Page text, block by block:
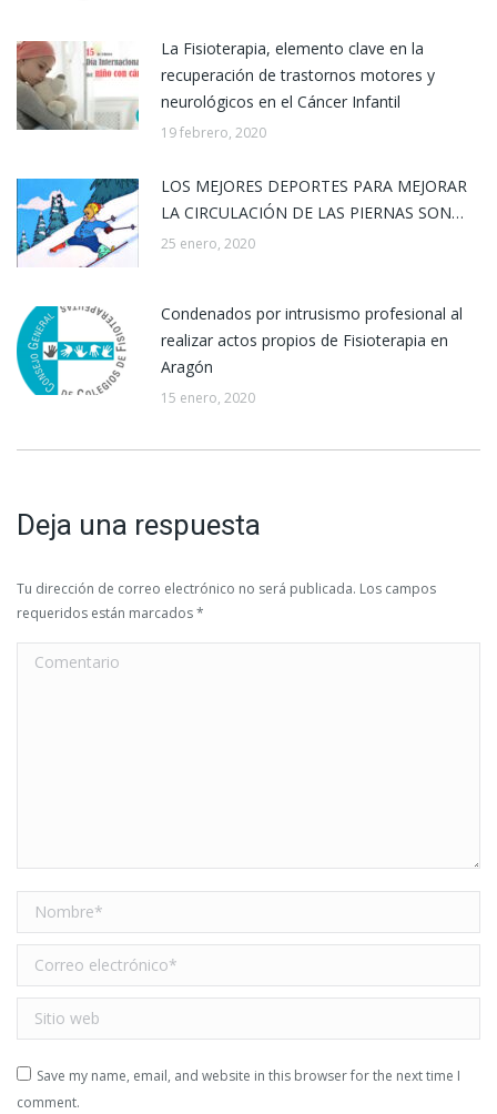
La Fisioterapia, elemento clave en la
recuperación de trastornos motores y
neurológicos en el Cáncer Infantil
19 febrero, 2020
LOS MEJORES DEPORTES PARA MEJORAR
LA CIRCULACIÓN DE LAS PIERNAS SON…
25 enero, 2020
Condenados por intrusismo profesional al
realizar actos propios de Fisioterapia en
Aragón
15 enero, 2020
Deja una respuesta
Tu dirección de correo electrónico no será publicada. Los campos
requeridos están marcados*
Comentario
Nombre *
Correo electrónico *
Sitio web
Save my name, email, and website in this browser for the next time I
comment.